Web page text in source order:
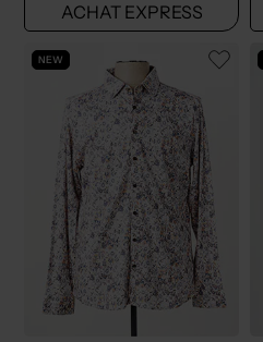
ACHAT EXPRESS
NEW